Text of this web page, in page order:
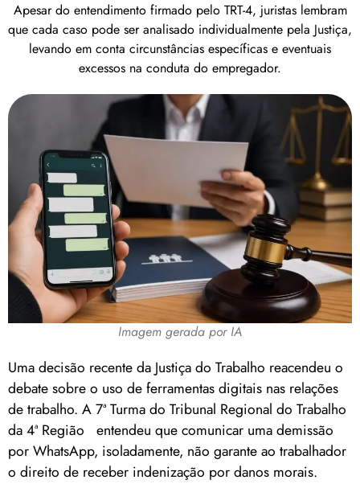
Apesar do entendimento firmado pelo TRT-4, juristas lembram
que cada caso pode ser analisado individualmente pela Justiça,
levando em conta circunstâncias específicas e eventuais
excessos na conduta do empregador.
Imagem gerada por IA
Uma decisão recente da Justiça do Trabalho reacendeu o
debate sobre o uso de ferramentas digitais nas relações
de trabalho. A 7ª Turma do Tribunal Regional do Trabalho
da 4ª Região entendeu que comunicar uma demissão
por WhatsApp, isoladamente, não garante ao trabalhador
o direito de receber indenização por danos morais.